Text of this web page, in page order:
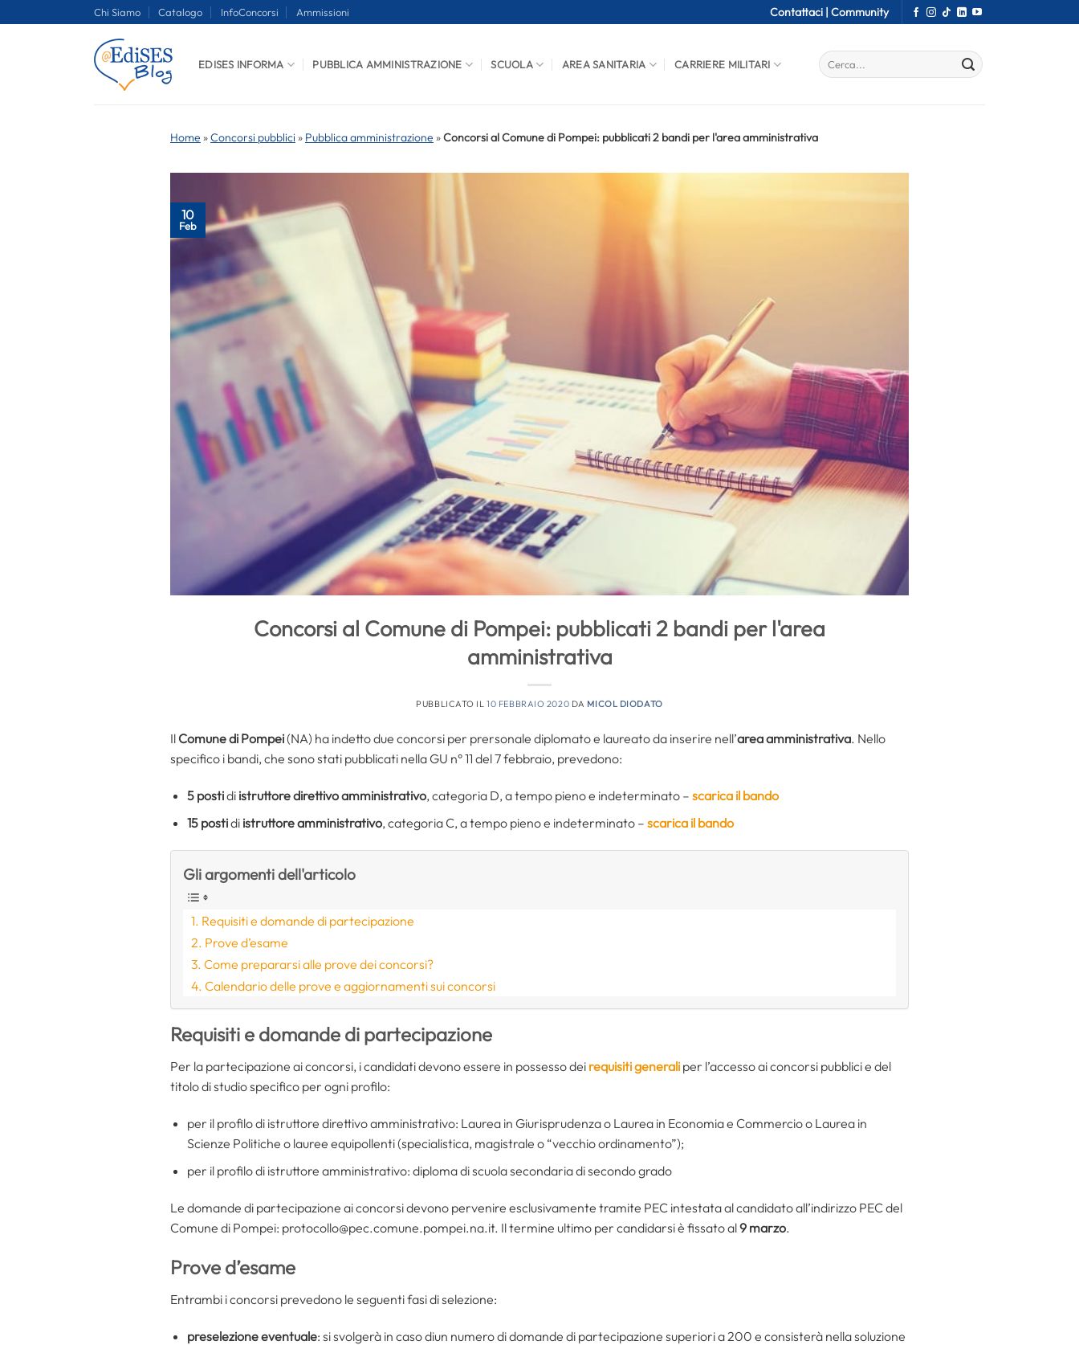
Chi Siamo Catalogo InfoConcorsi Ammissioni Contattaci | Community
EDISES INFORMA PUBBLICA AMMINISTRAZIONE SCUOLA AREA SANITARIA CARRIERE MILITARI
Home »Concorsi pubblici » Pubblica amministrazione »Concorsi al Comune di Pompei: pubblicati 2 bandi per l'area amministrativa
10
Feb
Concorsi al Comune di Pompei: pubblicati 2 bandi per l'area
amministrativa
PUBBLICATO IL10 FEBBRAIO 2020 DA MICOL DIODATO
Il Comune di Pompei(NA) ha indetto due concorsi per prersonale diplomato e laureato da inserire nell’area amministrativa. Nello
specifico i bandi, che sono stati pubblicati nella GU n° 11 del 7 febbraio, prevedono:
5 postidi istruttore direttivo amministrativo, categoria D, a tempo pieno e indeterminato – scarica il bando
15 postidi istruttore amministrativo, categoria C, a tempo pieno e indeterminato – scarica il bando
Gli argomenti dell'articolo
Requisiti e domande di partecipazione
Prove d’esame
Come prepararsi alle prove dei concorsi?
Calendario delle prove e aggiornamenti sui concorsi
Requisiti e domande di partecipazione
Per la partecipazione ai concorsi, i candidati devono essere in possesso dei requisiti generali per l’accesso ai concorsi pubblici e del
titolo di studio specifico per ogni profilo:
per il profilo di istruttore direttivo amministrativo: Laurea in Giurisprudenza o Laurea in Economia e Commercio o Laurea in
Scienze Politiche o lauree equipollenti (specialistica, magistrale o “vecchio ordinamento”);
per il profilo di istruttore amministrativo: diploma di scuola secondaria di secondo grado
Le domande di partecipazione ai concorsi devono pervenire esclusivamente tramite PEC intestata al candidato all’indirizzo PEC del
Comune di Pompei: protocollo@pec.comune.pompei.na.it. Il termine ultimo per candidarsi è fissato al9 marzo.
Prove d’esame
Entrambi i concorsi prevedono le seguenti fasi di selezione:
preselezione eventuale: si svolgerà in caso diun numero di domande di partecipazione superiori a 200 e consisterà nella soluzione